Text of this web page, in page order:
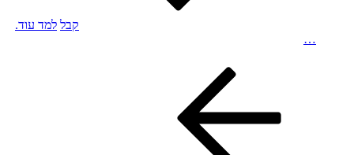
קבל למד עוד.
…